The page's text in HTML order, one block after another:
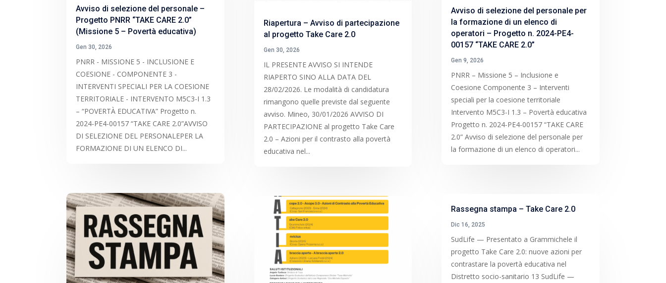
Avviso di selezione del personale –
Progetto PNRR “TAKE CARE 2.0”
(Missione 5 – Povertà educativa)
Gen 30, 2026
PNRR - MISSIONE 5 - INCLUSIONE E
COESIONE - COMPONENTE 3 -
INTERVENTI SPECIALI PER LA COESIONE
TERRITORIALE - INTERVENTO M5C3-I 1.3
– “POVERTÀ EDUCATIVA” Progetto n.
2024-PE4-00157 “TAKE CARE 2.0”AVVISO
DI SELEZIONE DEL PERSONALEPER LA
FORMAZIONE DI UN ELENCO DI...
Riapertura – Avviso di partecipazione
al progetto Take Care 2.0
Gen 30, 2026
IL PRESENTE AVVISO SI INTENDE
RIAPERTO SINO ALLA DATA DEL
28/02/2026. Le modalità di candidatura
rimangono quelle previste dal seguente
avviso. Mineo, 30/01/2026 AVVISO DI
PARTECIPAZIONE al progetto Take Care
2.0 – Azioni per il contrasto alla povertà
educativa nel...
Avviso di selezione del personale per
la formazione di un elenco di
operatori – Progetto n. 2024-PE4-
00157 “TAKE CARE 2.0”
Gen 9, 2026
PNRR – Missione 5 – Inclusione e
Coesione Componente 3 – Interventi
speciali per la coesione territoriale
Intervento M5C3-I 1.3 – Povertà educativa
Progetto n. 2024-PE4-00157 “TAKE CARE
2.0” Avviso di selezione del personale per
la formazione di un elenco di operatori...
Rassegna stampa – Take Care 2.0
Dic 16, 2025
SudLife — Presentato a Grammichele il
progetto Take Care 2.0: nuove azioni per
contrastare la povertà educativa nel
Distretto socio-sanitario 13 SudLife —